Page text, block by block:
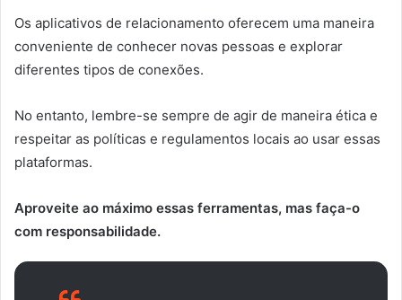
Os aplicativos de relacionamento oferecem uma maneira
conveniente de conhecer novas pessoas e explorar
diferentes tipos de conexões.
No entanto, lembre-se sempre de agir de maneira ética e
respeitar as políticas e regulamentos locais ao usar essas
plataformas.
Aproveite ao máximo essas ferramentas, mas faça-o
com responsabilidade.